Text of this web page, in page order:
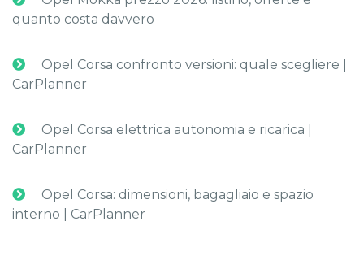
quanto costa davvero
Opel Corsa confronto versioni: quale scegliere |
CarPlanner
Opel Corsa elettrica autonomia e ricarica |
CarPlanner
Opel Corsa: dimensioni, bagagliaio e spazio
interno | CarPlanner